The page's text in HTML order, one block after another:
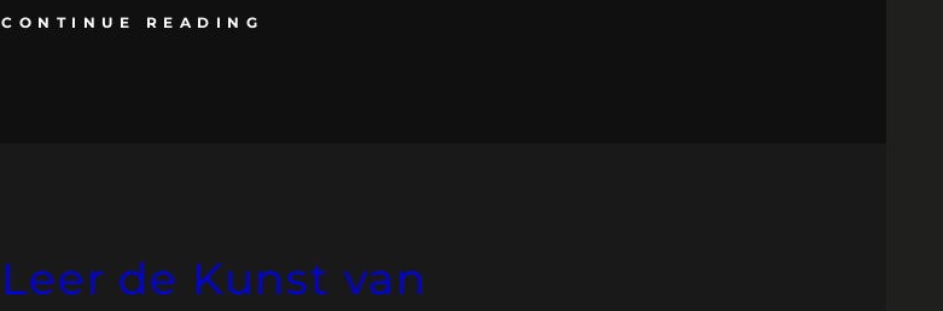
CONTINUE READING
Leer de Kunst van